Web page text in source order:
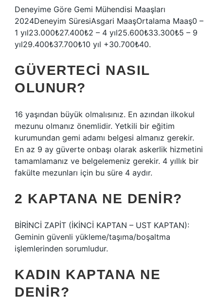
Deneyime Göre Gemi Mühendisi Maaşları
2024Deneyim SüresiAsgari MaaşOrtalama Maaş0 –
1 yıl23.000₺27.400₺2 – 4 yıl25.600₺33.300₺5 – 9
yıl29.400₺37.700₺10 yıl +30.700₺40.
GÜVERTECI NASIL
OLUNUR?
16 yaşından büyük olmalısınız. En azından ilkokul
mezunu olmanız önemlidir. Yetkili bir eğitim
kurumundan gemi adamı belgesi almanız gerekir.
En az 9 ay güverte onbaşı olarak askerlik hizmetini
tamamlamanız ve belgelemeniz gerekir. 4 yıllık bir
fakülte mezunları için bu süre 4 aydır.
2 KAPTANA NE DENIR?
BİRİNCİ ZAPİT (İKİNCİ KAPTAN – UST KAPTAN):
Geminin güvenli yükleme/taşıma/boşaltma
işlemlerinden sorumludur.
KADIN KAPTANA NE
DENIR?